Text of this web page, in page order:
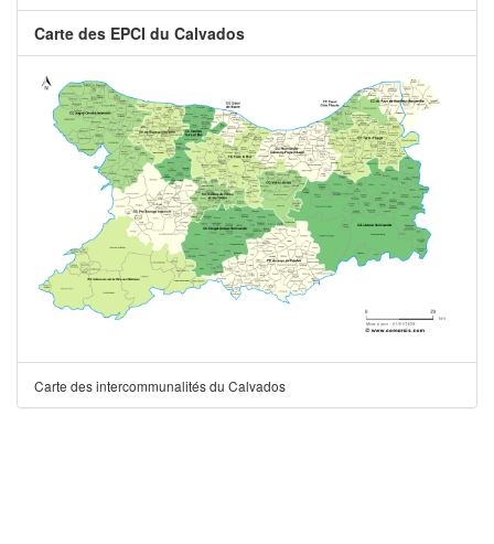
Carte des EPCI du Calvados
Carte des intercommunalités du Calvados